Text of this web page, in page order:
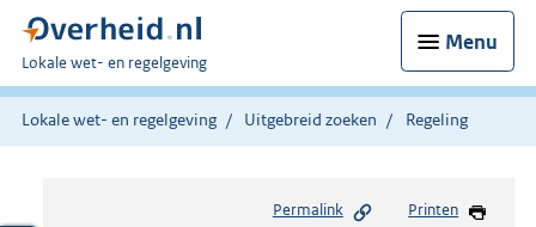
Menu
U
bent
hier:
Lokale wet- en regelgeving
Lokale wet- en regelgeving Uitgebreid zoeken Regeling
Permalink Printen